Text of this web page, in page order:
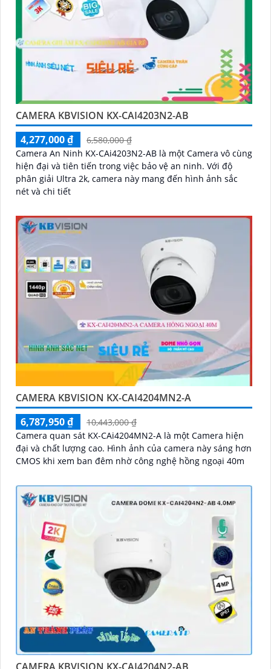
CAMERA KBVISION KX-CAI4203N2-AB
4,277,000 ₫
6,580,000 ₫
Camera An Ninh KX-CAi4203N2-AB là một Camera vô cùng
hiện đại và tiên tiến trong việc bảo vệ an ninh. Với độ
phân giải Ultra 2k, camera này mang đến hình ảnh sắc
nét và chi tiết
CAMERA KBVISION KX-CAI4204MN2-A
6,787,950 ₫
10,443,000 ₫
Camera quan sát KX-CAi4204MN2-A là một Camera hiện
đại và chất lượng cao. Hình ảnh của camera này sáng hơn
CMOS khi xem ban đêm nhờ công nghệ hồng ngoại 40m